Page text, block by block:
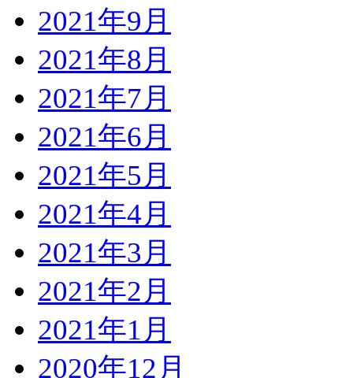
2021年9月
2021年8月
2021年7月
2021年6月
2021年5月
2021年4月
2021年3月
2021年2月
2021年1月
2020年12月